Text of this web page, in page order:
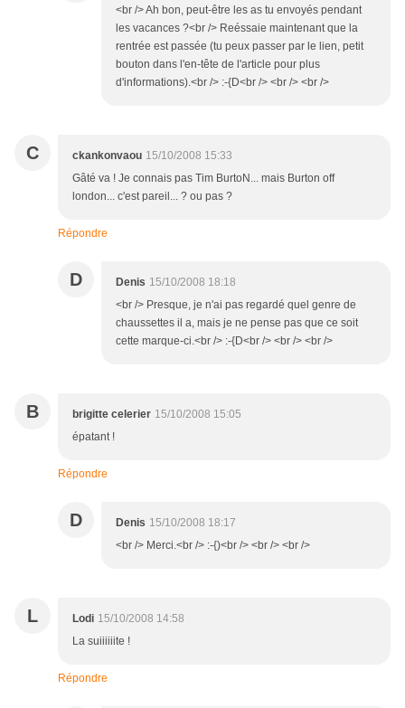
<br /> Ah bon, peut-être les as tu envoyés pendant
les vacances ?<br /> Reéssaie maintenant que la
rentrée est passée (tu peux passer par le lien, petit
bouton dans l'en-tête de l'article pour plus
d'informations).<br /> :-{D<br /> <br /> <br />
C ckankonvaou 15/10/2008 15:33
Gâté va ! Je connais pas Tim BurtoN... mais Burton off
london... c'est pareil... ? ou pas ?
Répondre
D Denis 15/10/2008 18:18
<br /> Presque, je n'ai pas regardé quel genre de
chaussettes il a, mais je ne pense pas que ce soit
cette marque-ci.<br /> :-{D<br /> <br /> <br />
B brigitte celerier 15/10/2008 15:05
épatant !
Répondre
D Denis 15/10/2008 18:17
<br /> Merci.<br /> :-{)<br /> <br /> <br />
L Lodi 15/10/2008 14:58
La suiiiiiite !
Répondre